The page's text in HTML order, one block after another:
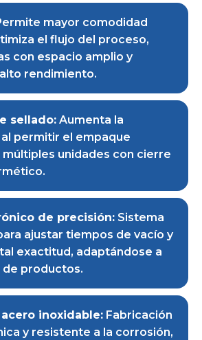
mayor comodidad
el flujo del proceso,
con espacio amplio y
rendimiento.
sellado: Aumenta la
permitir el empaque
unidades con cierre
de precisión: Sistema
ajustar tiempos de vacío y
exactitud, adaptándose a
productos.
inoxidable: Fabricación
y resistente a la corrosión,